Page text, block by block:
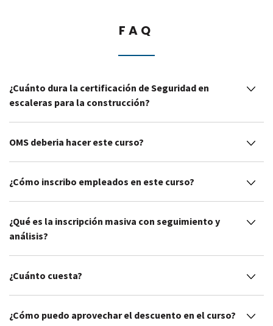
FAQ
¿Cuánto dura la certificación de Seguridad en
escaleras para la construcción?
OMS deberia hacer este curso?
¿Cómo inscribo empleados en este curso?
¿Qué es la inscripción masiva con seguimiento y
análisis?
¿Cuánto cuesta?
¿Cómo puedo aprovechar el descuento en el curso?